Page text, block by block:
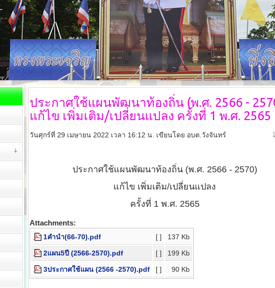
ประกาศใช้แผนพัฒนาท้องถิ่น (พ.ศ. 2566 -
แก้ไข เพิ่มเติม/เปลี่ยนแปลง ครั้งที่ 1 พ.ศ. 2565
วันศุกร์ที่ 29 เมษายน 2022 เวลา 16:12 น. เขียนโดย อบต.วังจันทร์
ประกาศใช้แผนพัฒนาท้องถิ่น (พ.ศ. 2566 - 2570)
แก้ไข เพิ่มเติม/เปลี่ยนแปลง
ครั้งที่ 1 พ.ศ. 2565
Attachments:
1คำนำ(66-70).pdf [ ] 137 Kb
2แผน5ปี (2566-2570).pdf [ ] 199 Kb
3ประกาศใช้แผน (2566 -2570).pdf [ ] 90 Kb